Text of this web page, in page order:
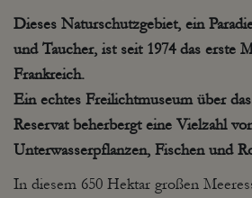
Dieses Naturschutzgebiet, ein
und Taucher, ist seit 1974 das erste
Frankreich.
Ein echtes Freilichtmuseum über
Reservat beherbergt eine Vielzahl
Unterwasserpflanzen, Fischen und
In diesem 650 Hektar großen